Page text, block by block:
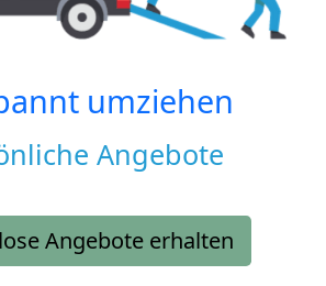
umziehen
Angebote
Angebote erhalten